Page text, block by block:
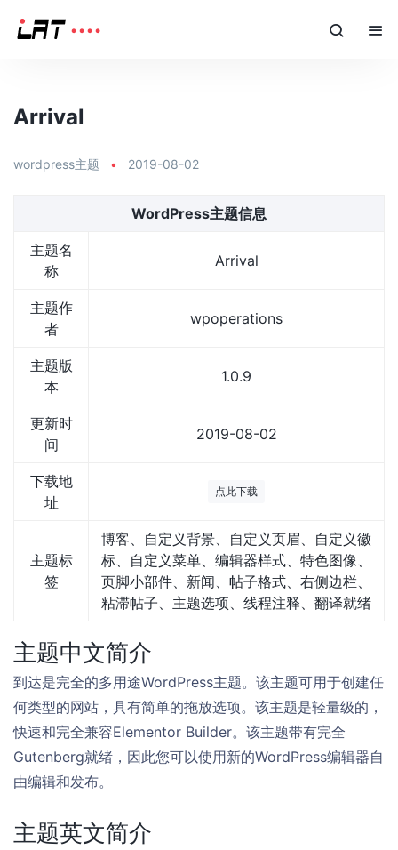
Arrival
wordpress主题 • 2019-08-02
WordPress主题信息
主题名
称
Arrival
主题作
者
wpoperations
主题版
本
1.0.9
更新时
间
2019-08-02
下载地
址
点此下载
主题标
签
博客、自定义背景、自定义页眉、自定义徽
标、自定义菜单、编辑器样式、特色图像、
页脚小部件、新闻、帖子格式、右侧边栏、
粘滞帖子、主题选项、线程注释、翻译就绪
主题中文简介
到达是完全的多用途WordPress主题。该主题可用于创建任
何类型的网站，具有简单的拖放选项。该主题是轻量级的，
快速和完全兼容Elementor Builder。该主题带有完全
Gutenberg就绪，因此您可以使用新的WordPress编辑器自
由编辑和发布。
主题英文简介